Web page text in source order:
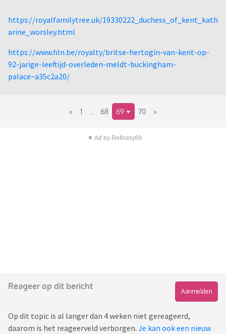
https://royalfamilytree.uk/19330222_duchess_of_kent_kath
arine_worsley.html
https://www.hln.be/royalty/britse-hertogin-van-kent-op-
92-jarige-leeftijd-overleden-meldt-buckingham-
palace~a35c2a20/
« 1 .. 68 69 70 »
▼ Ad by Refinery89
Reageer op dit bericht
Aanmelden
Op dit topic is al langer dan 4 weken niet gereageerd,
daarom is het reageerveld verborgen. Je kan ook een nieuw